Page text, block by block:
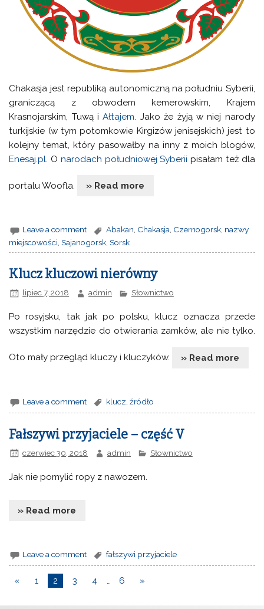
Chakasja jest republiką autonomiczną na południu Syberii,
graniczącą z obwodem kemerowskim, Krajem
Krasnojarskim, Tuwą iAłtajem. Jako że żyją w niej narody
turkijskie (w tym potomkowie Kirgizów jenisejskich) jest to
kolejny temat, który pasowałby na inny z moich blogów,
Enesaj.pl. O narodach południowej Syberii pisałam też dla
portalu Woofla. » Read more
Leave a comment Abakan, Chakasja, Czernogorsk, nazwy
miejscowości ,Sajanogorsk ,Sorsk
Klucz kluczowi nierówny
lipiec 7, 2018 admin Słownictwo
Po rosyjsku, tak jak po polsku, klucz oznacza przede
wszystkim narzędzie do otwierania zamków, ale nie tylko.
Oto mały przegląd kluczy i kluczyków. » Read more
Leave a comment klucz ,źródło
Fałszywi przyjaciele – część V
czerwiec 30, 2018 admin Słownictwo
Jak nie pomylić ropy z nawozem.
» Read more
Leave a comment fałszywi przyjaciele
« 1 2 3 4 … 6 »